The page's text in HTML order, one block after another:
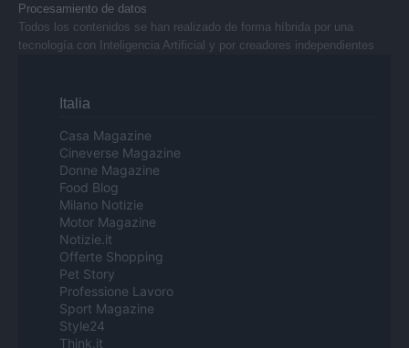
Procesamiento de datos
Todos los contenidos se han realizado de forma híbrida por una
tecnología con Inteligencia Artificial y por creadores independientes
Italia
Casa Magazine
Cineverse Magazine
Donne Magazine
Food Blog
Milano Notizie
Motor Magazine
Notizie.it
Offerte Shopping
Pet Story
Professione Lavoro
Sport Magazine
Style24
Think.it